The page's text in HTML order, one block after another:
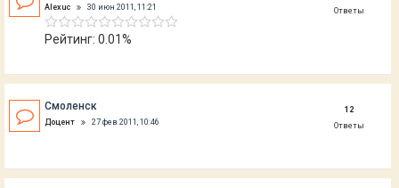
Alexuc 30 июн 2011, 11:21
Рейтинг: 0.01%
Ответы
Смоленск
Доцент 27 фев 2011, 10:46
12
Ответы